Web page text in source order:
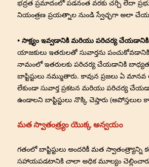
భద్రత ప్రమాదంలో పడనంత వరకు చర్చి లేదా
నియంత్రణ ప్రయత్నాల నుండి స్వేచ్ఛగా అలా
• సాక్ష్యం ఇవ్వడానికి మరియు పరిచర్య చేయడానికి
యాజకులు ఇతరులతో సువార్తను పంచుకోవడానికి
నామంలో ఇతరులకు పరిచర్య చేయడానికి
బాప్టిస్టులు నమ్ముతారు. కావున ప్రజలు ఏ
లేకుండా సువార్త ప్రకటన మరియు పరిచర్య
ఉండాలని బాప్టిస్టులు నొక్కి చెప్తారు (అపోస్తలుల
మత స్వాతంత్ర్యం యొక్క అన్వయం
గతంలో బాప్టిస్టులు అందరికీ మత స్వాతంత్ర్యాన్ని
సహాయపడటానికి చాలా అధిక మూల్యం చెల్లించారు.